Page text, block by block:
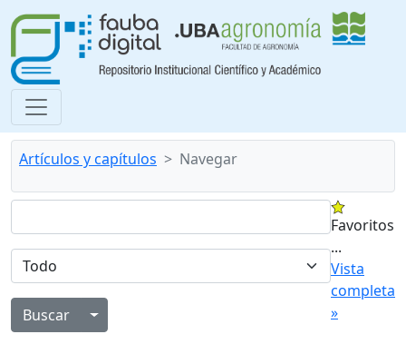
Artículos y capítulos Navegar
Alternar menú desplegable
Favoritos
...
Vista
completa
»